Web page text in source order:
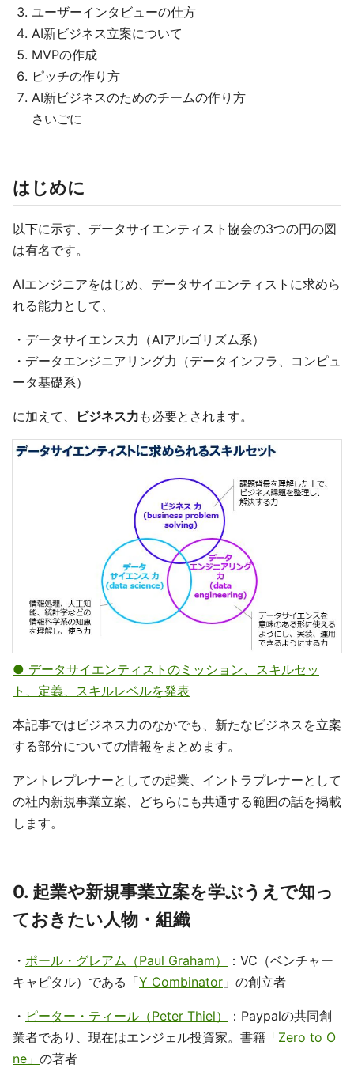
ユーザーインタビューの仕方
AI新ビジネス立案について
MVPの作成
ピッチの作り方
AI新ビジネスのためのチームの作り方
さいごに
はじめに
以下に示す、データサイエンティスト協会の3つの円の図
は有名です。
AIエンジニアをはじめ、データサイエンティストに求めら
れる能力として、
・データサイエンス力（AIアルゴリズム系）
・データエンジニアリング力（データインフラ、コンピュ
ータ基礎系）
に加えて、 ビジネス力 も必要とされます。
● データサイエンティストのミッション、スキルセッ
ト、定義、スキルレベルを発表
本記事ではビジネス力のなかでも、新たなビジネスを立案
する部分についての情報をまとめます。
アントレプレナーとしての起業、イントラプレナーとして
の社内新規事業立案、どちらにも共通する範囲の話を掲載
します。
0. 起業や新規事業立案を学ぶうえで知っ
ておきたい人物・組織
・ ポール・グレアム（Paul Graham）
：VC（ベンチャー
キャピタル）である「Y Combinator 」の創立者
・ ピーター・ティール（Peter Thiel）
：Paypalの共同創
業者であり、現在はエンジェル投資家。書籍 「Zero to O
ne」 の著者